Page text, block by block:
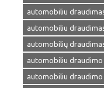
automobiliu
automobiliu
automobilių
automobiliu draudimo
automobiliu draudimo